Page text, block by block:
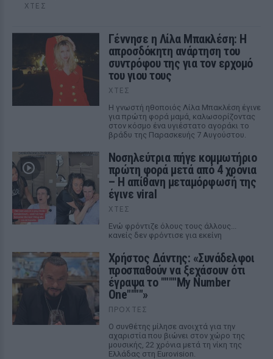
ΧΤΕΣ
Γέννησε η Λίλα Μπακλέση: Η
απροσδόκητη ανάρτηση του
συντρόφου της για τον ερχομό
του γιου τους
ΧΤΕΣ
Η γνωστή ηθοποιός Λίλα Μπακλέση έγινε
για πρώτη φορά μαμά, καλωσορίζοντας
στον κόσμο ένα υγιέστατο αγοράκι το
βράδυ της Παρασκευής 7 Αυγούστου.
Νοσηλεύτρια πήγε κομμωτήριο
πρώτη φορά μετά από 4 χρόνια
– Η απίθανη μεταμόρφωσή της
έγινε viral
ΧΤΕΣ
Ενώ φρόντιζε όλους τους άλλους...
κανείς δεν φρόντισε για εκείνη
Χρήστος Δάντης: «Συνάδελφοι
προσπαθούν να ξεχάσουν ότι
έγραψα το """"My Number
One""""»
ΠΡΟΧΤΈΣ
Ο συνθέτης μίλησε ανοιχτά για την
αχαριστία που βιώνει στον χώρο της
μουσικής, 22 χρόνια μετά τη νίκη της
Ελλάδας στη Eurovision.